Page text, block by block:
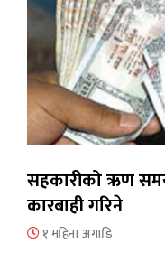
सहकारीको ऋण
कारबाही गरिने
१ महिना अगाडि